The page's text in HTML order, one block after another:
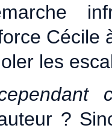
Cécile
les
?